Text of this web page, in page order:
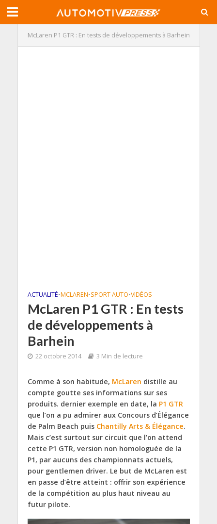
McLaren P1 GTR : En tests de développements à Barhein
ACTUALITÉ•MCLAREN•SPORT AUTO•VIDÉOS
McLaren P1 GTR : En tests
de développements à
Barhein
22 octobre 2014 3 Min de lecture
Comme à son habitude, McLaren distille au
compte goutte ses informations sur ses
produits. dernier exemple en date, la P1 GTR
que l’on a pu admirer aux Concours d’Élégance
de Palm Beach puis Chantilly Arts & Élégance.
Mais c’est surtout sur circuit que l’on attend
cette P1 GTR, version non homologuée de la
P1, par aucuns des championnats actuels,
pour gentlemen driver. Le but de McLaren est
en passe d’être atteint : offrir son expérience
de la compétition au plus haut niveau au
futur pilote.